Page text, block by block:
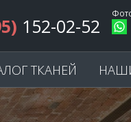
152-02-52
ТКАНЕЙ